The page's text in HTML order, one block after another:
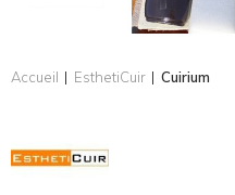
Accueil EsthetiCuir Cuirium